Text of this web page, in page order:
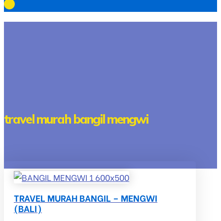
travel murah bangil mengwi
TRAVEL MURAH BANGIL – MENGWI
(BALI)